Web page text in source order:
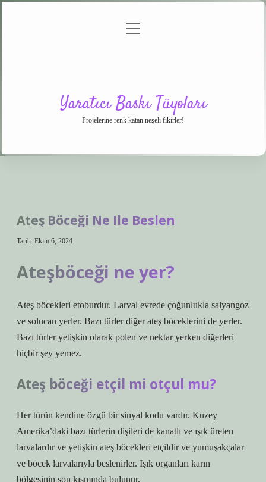
menüyü
Yaratıcı Baskı Tüyoları
Projelerine renk katan neşeli fikirler!
Ateş Böceği Ne Ile Beslen
Tarih: Ekim 6, 2024
Ateşböceği ne yer?
Ateş böcekleri etoburdur. Larval evrede çoğunlukla salyangoz
ve solucan yerler. Bazı türler diğer ateş böceklerini de yerler.
Bazı türler yetişkin olarak polen ve nektar yerken diğerleri
hiçbir şey yemez.
Ateş böceği etçil mi otçul mu?
Her türün kendine özgü bir sinyal kodu vardır. Kuzey
Amerika’daki bazı türlerin dişileri de kanatlı ve ışık üreten
larvalardır ve yetişkin ateş böcekleri etçildir ve yumuşakçalar
ve böcek larvalarıyla beslenirler. Işık organları karın
bölgesinin son kısmında bulunur.